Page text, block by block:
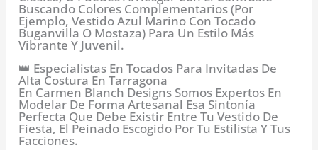
Buscando Colores Complementarios (por
Ejemplo, Vestido Azul Marino Con Tocado
Buganvilla O Mostaza) Para Un Estilo Más
Vibrante Y Juvenil.
👑 Especialistas En Tocados Para Invitadas De
Alta Costura En Tarragona
En Carmen Blanch Designs Somos Expertos En
Modelar De Forma Artesanal Esa Sintonía
Perfecta Que Debe Existir Entre Tu Vestido De
Fiesta, El Peinado Escogido Por Tu Estilista Y Tus
Facciones.